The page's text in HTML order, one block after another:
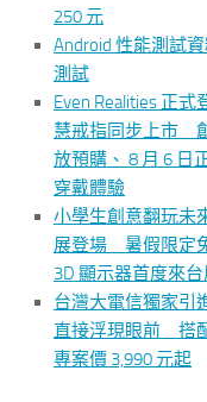
250 元
Android 性能測試
測試
Even Realities 正式
慧戒指同步上市
放預購、 8 月 6 日
穿戴體驗
小學生創意翻玩未
展登場 暑假限定
3D 顯示器首度來
台灣大電信獨家引
直接浮現眼前 搭
專案價 3,990 元起